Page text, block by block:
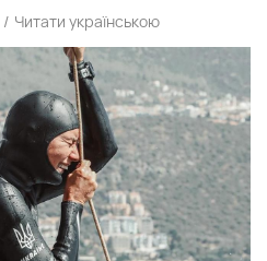
/ Читати українською